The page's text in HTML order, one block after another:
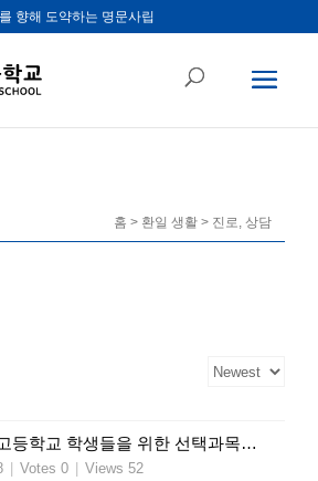
향해 도약하는 명문사립
홈 > 환일 생활 > 진로, 상담
2026학년도 환일고등학교 학생들을 위한 선택과목 설계 설명회 자료(PPT)
Votes 0 Views 52